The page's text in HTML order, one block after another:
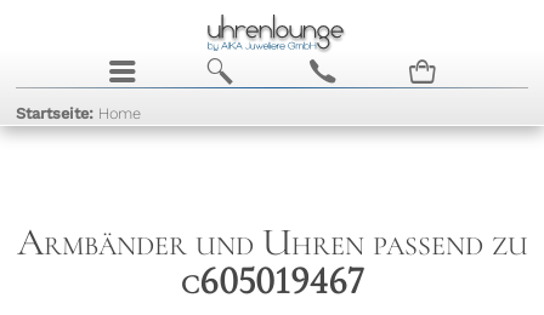
j b c n
Startseite: Home
Armbänder und Uhren passend zu
c605019467